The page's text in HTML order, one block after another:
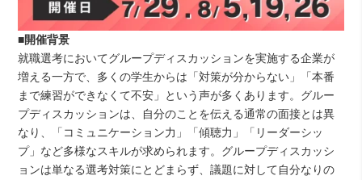
■開催背景
就職選考においてグループディスカッションを実施する企業が
増える一方で、多くの学生からは「対策が分からない」「本番
まで練習ができなくて不安」という声が多くあります。グルー
プディスカッションは、自分のことを伝える通常の面接とは異
なり、「コミュニケーション力」「傾聴力」「リーダーシッ
プ」など多様なスキルが求められます。グループディスカッシ
ョンは単なる選考対策にとどまらず、議題に対して自分なりの